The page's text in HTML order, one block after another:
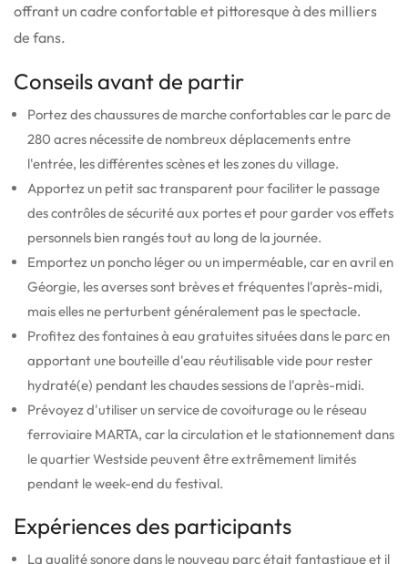
offrant un cadre confortable et pittoresque à des milliers
de fans.
Conseils avant de partir
Portez des chaussures de marche confortables car le parc de
280 acres nécessite de nombreux déplacements entre
l'entrée, les différentes scènes et les zones du village.
Apportez un petit sac transparent pour faciliter le passage
des contrôles de sécurité aux portes et pour garder vos effets
personnels bien rangés tout au long de la journée.
Emportez un poncho léger ou un imperméable, car en avril en
Géorgie, les averses sont brèves et fréquentes l'après-midi,
mais elles ne perturbent généralement pas le spectacle.
Profitez des fontaines à eau gratuites situées dans le parc en
apportant une bouteille d'eau réutilisable vide pour rester
hydraté(e) pendant les chaudes sessions de l'après-midi.
Prévoyez d'utiliser un service de covoiturage ou le réseau
ferroviaire MARTA, car la circulation et le stationnement dans
le quartier Westside peuvent être extrêmement limités
pendant le week-end du festival.
Expériences des participants
La qualité sonore dans le nouveau parc était fantastique et il